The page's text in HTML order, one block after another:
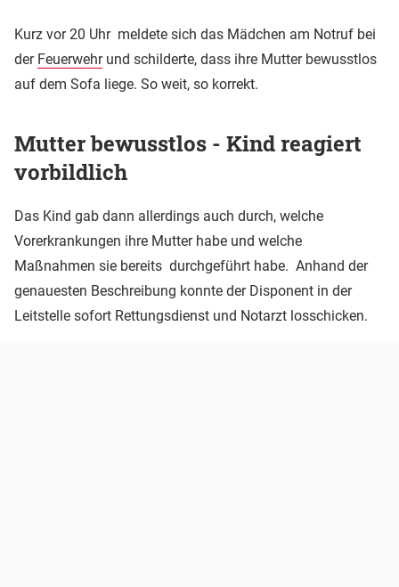
Kurz vor 20 Uhr meldete sich das Mädchen am Notruf bei
der Feuerwehrund schilderte, dass ihre Mutter bewusstlos
auf dem Sofa liege. So weit, so korrekt.
Mutter bewusstlos - Kind reagiert
vorbildlich
Das Kind gab dann allerdings auch durch, welche
Vorerkrankungen ihre Mutter habe und welche
Maßnahmen sie bereits durchgeführt habe. Anhand der
genauesten Beschreibung konnte der Disponent in der
Leitstelle sofort Rettungsdienst und Notarzt losschicken.